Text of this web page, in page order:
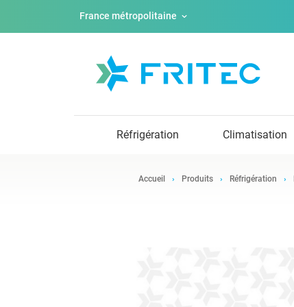
France métropolitaine
Réfrigération Climatisation
Accueil Produits Réfrigération